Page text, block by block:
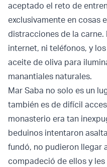
aceptado el reto de
exclusivamente en cosas
distracciones de la carne.
internet, ni teléfonos, y
aceite de oliva para
manantiales naturales.
Mar Saba no solo es un
también es de difícil
monasterio era tan
beduinos intentaron
fundó, no pudieron llegar
compadeció de ellos y